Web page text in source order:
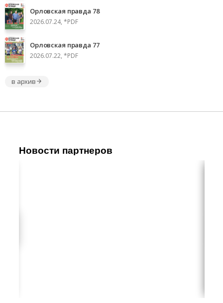
Орловская правда 78
2026.07.24, *PDF
Орловская правда 77
2026.07.22, *PDF
в архив
Новости партнеров